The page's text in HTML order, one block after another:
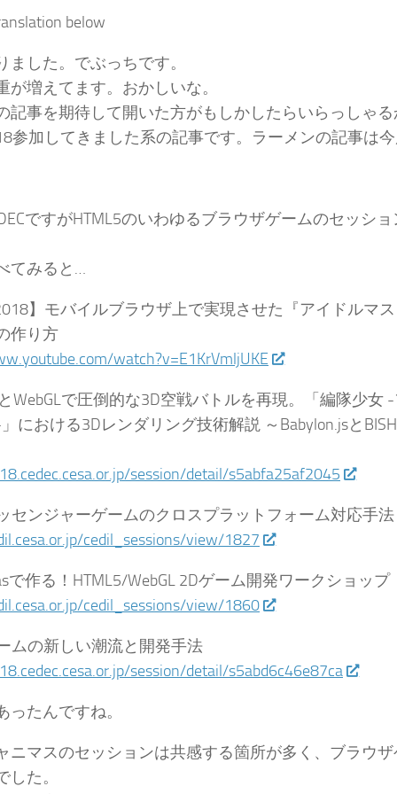
below
ました。でぶっちです。
が増えてます。おかしいな。
記事を期待して開いた方がもしかしたらいらっしゃ
参加してきました系の記事です。ラーメンの記事は
ですがHTML5のいわゆるブラウザゲームのセッシ
てみると…
】モバイルブラウザ上で実現させた『アイドルマ
作り方
watch?v=E1KrVmljUKE
WebGLで圧倒的な3D空戦バトルを再現。「編隊少女
における3Dレンダリング技術解説 ～Babylon.jsと
session/detail/s5abfa25af2045
センジャーゲームのクロスプラットフォーム対応手法
cedil_sessions/view/1827
で作る！HTML5/WebGL 2Dゲーム開発ワークショップ
cedil_sessions/view/1860
ムの新しい潮流と開発手法
session/detail/s5abd6c46e87ca
ったんですね。
ニマスのセッションは共感する箇所が多く、ブラウ
した。